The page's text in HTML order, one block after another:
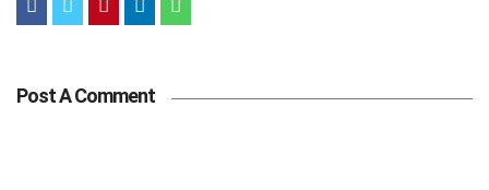
Post A Comment